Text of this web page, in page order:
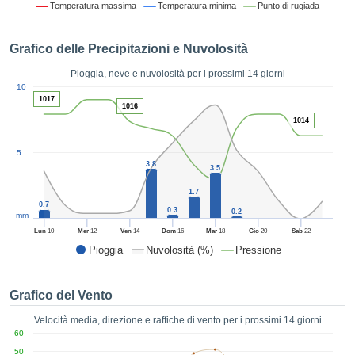
o
per
senza
clic sul
ACCETTA
IMPOSTAZIONI
Temperatura massima Temperatura minima Punto di rugiada
Grafico delle Precipitazioni e Nuvolosità
Pioggia, neve e nuvolosità per i prossimi 14 giorni
Pioggia Nuvolosità (%) Pressione
50
Lun 10 Mer12 Ven14 Dom16 Mar18 Gio 20 Sab22
5
10
mm
0.7
3.8
0.3
1.7
3.5
0.2
1017
1016
1014
Grafico del Vento
Velocità media, direzione e raffiche di vento per i prossimi 14 giorni
50
60